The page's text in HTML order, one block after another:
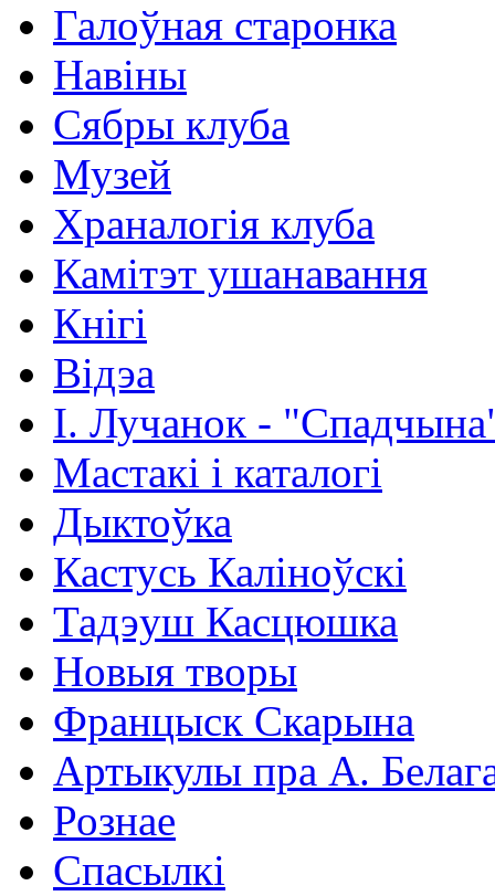
Галоўная старонка
Навіны
Сябры клуба
Музей
Храналогія клуба
Камітэт ушанавання
Кнігі
Відэа
І. Лучанок -
Мастакі i каталогi
Дыктоўка
Кастусь Каліноўскі
Тадэуш Касцюшка
Новыя творы
Францыск Скарына
Артыкулы пра А.
Рознае
Спасылкі